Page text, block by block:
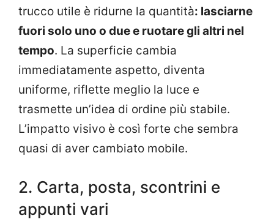
trucco utile è ridurne la quantità: lasciarne
fuori solo uno o due e ruotare gli altri nel
tempo. La superficie cambia
immediatamente aspetto, diventa
uniforme, riflette meglio la luce e
trasmette un’idea di ordine più stabile.
L’impatto visivo è così forte che sembra
quasi di aver cambiato mobile.
2. Carta, posta, scontrini e
appunti vari